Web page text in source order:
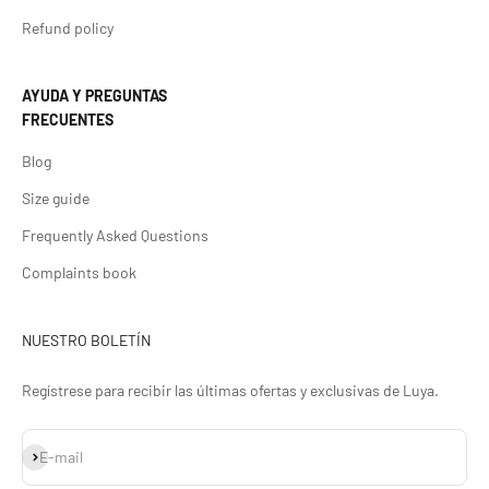
Refund policy
AYUDA Y PREGUNTAS
FRECUENTES
Blog
Size guide
Frequently Asked Questions
Complaints book
NUESTRO BOLETÍN
Regístrese para recibir las últimas ofertas y exclusivas de Luya.
E-mail
Subscribe